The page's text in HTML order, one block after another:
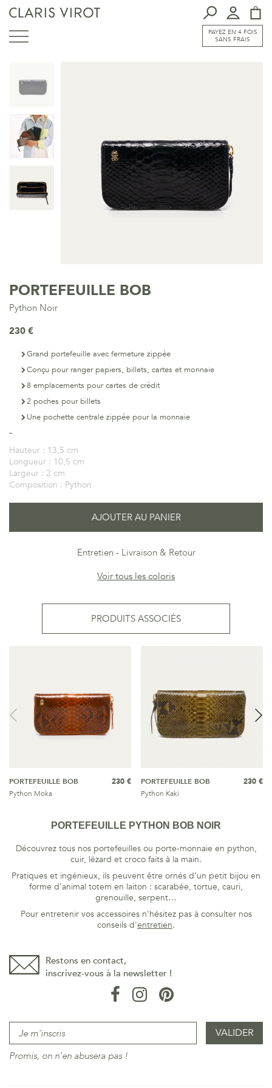
PAYEZ EN 4 FOIS
SANS FRAIS
PORTEFEUILLE BOB
Python Noir
230 €
Grand portefeuille avec fermeture zippée
Conçu pour ranger papiers, billets, cartes et monnaie
8 emplacements pour cartes de crédit
2 poches pour billets
Une pochette centrale zippée pour la monnaie
Hauteur : 13,5 cm
Longueur : 10,5 cm
Largeur : 2 cm
Composition : Python
AJOUTER AU PANIER
Entretien
Livraison & Retour
Voir tous les coloris
PRODUITS ASSOCIÉS
PORTEFEUILLE BOB
Python Moka
230 €
PORTEFEUILLE BOB
Python Kaki
230 €
PORTEFEUILLE PYTHON BOB NOIR
Découvrez tous nos portefeuilles ou porte-monnaie en python,
cuir, lézard et croco faits à la main.
Pratiques et ingénieux, ils peuvent être ornés d’un petit bijou en
forme d'animal totem en laiton : scarabée, tortue, cauri,
grenouille, serpent…
Pour entretenir vos accessoires n'hésitez pas à consulter nos
conseils d'entretien.
Restons en contact,
inscrivez-vous à la newsletter !
Promis, on n'en abusera pas !